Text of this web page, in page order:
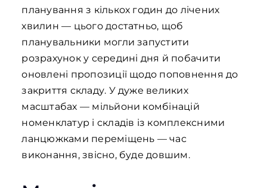
планування з кількох годин до лічених
хвилин — цього достатньо, щоб
планувальники могли запустити
розрахунок у середині дня й побачити
оновлені пропозиції щодо поповнення до
закриття складу. У дуже великих
масштабах — мільйони комбінацій
номенклатур і складів із комплексними
ланцюжками переміщень — час
виконання, звісно, буде довшим.